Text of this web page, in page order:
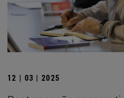
12 | 03 | 2025